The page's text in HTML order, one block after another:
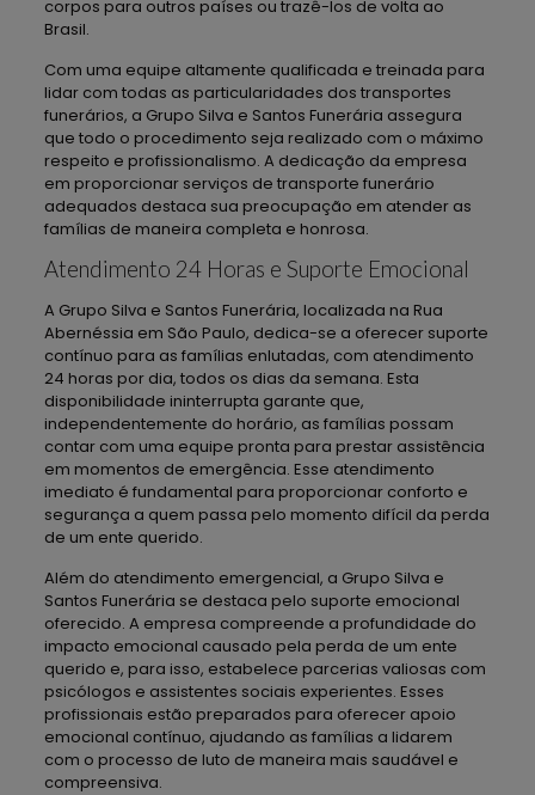
corpos para outros países ou trazê-los de volta ao
Brasil.
Com uma equipe altamente qualificada e treinada para
lidar com todas as particularidades dos transportes
funerários, a Grupo Silva e Santos Funerária assegura
que todo o procedimento seja realizado com o máximo
respeito e profissionalismo. A dedicação da empresa
em proporcionar serviços de transporte funerário
adequados destaca sua preocupação em atender as
famílias de maneira completa e honrosa.
Atendimento 24 Horas e Suporte Emocional
A Grupo Silva e Santos Funerária, localizada na Rua
Abernéssia em São Paulo, dedica-se a oferecer suporte
contínuo para as famílias enlutadas, com atendimento
24 horas por dia, todos os dias da semana. Esta
disponibilidade ininterrupta garante que,
independentemente do horário, as famílias possam
contar com uma equipe pronta para prestar assistência
em momentos de emergência. Esse atendimento
imediato é fundamental para proporcionar conforto e
segurança a quem passa pelo momento difícil da perda
de um ente querido.
Além do atendimento emergencial, a Grupo Silva e
Santos Funerária se destaca pelo suporte emocional
oferecido. A empresa compreende a profundidade do
impacto emocional causado pela perda de um ente
querido e, para isso, estabelece parcerias valiosas com
psicólogos e assistentes sociais experientes. Esses
profissionais estão preparados para oferecer apoio
emocional contínuo, ajudando as famílias a lidarem
com o processo de luto de maneira mais saudável e
compreensiva.